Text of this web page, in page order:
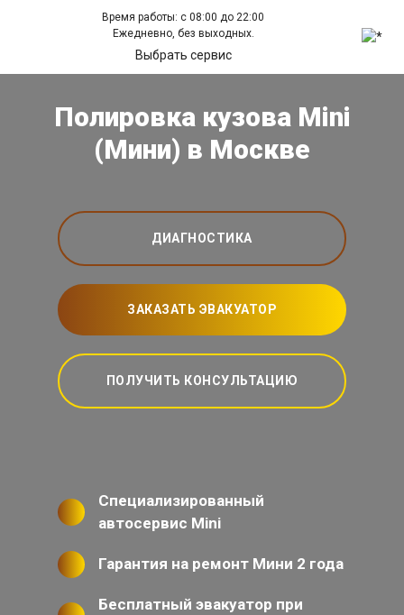
Время работы: с 08:00 до 22:00
Ежедневно, без выходных.
Выбрать сервис
Полировка кузова Mini
(Мини) в Москве
ДИАГНОСТИКА
ЗАКАЗАТЬ ЭВАКУАТОР
ПОЛУЧИТЬ КОНСУЛЬТАЦИЮ
Специализированный
автосервис Mini
Гарантия на ремонт Мини 2 года
Бесплатный эвакуатор при